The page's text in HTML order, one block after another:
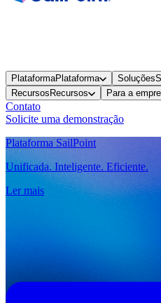
PlataformaPlataforma Soluções
Recursos Recursos Para a
Contato
Solicite uma demonstração
Plataforma SailPoint
Unificada. Inteligente. Eficiente.
Ler mais